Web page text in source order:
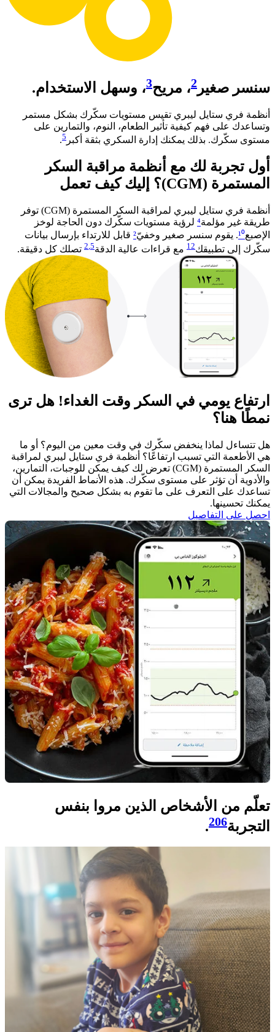
سنسر صغير 2، مريح3، وسهل الاستخدام.
أنظمة فري ستايل ليبري تقيس مستويات سكّرك بشكل مستمر
وتساعدك على فهم كيفية تأثير الطعام، النوم، والتمارين على
مستوى سكّرك. بذلك يمكنك إدارة السكري بثقة أكبر 5
. ​
أول تجربة لك مع أنظمة مراقبة السكر
المستمرة (CGM)؟ إليك كيف تعمل​
أنظمة فري ستايل ليبري لمراقبة السكر المستمرة (CGM) توفر
طريقة غير مؤلمة⁴ لرؤية مستويات سكّرك دون الحاجة لوخز
الإصبع¹⁰. يقوم سنسر صغير وخفيّ² قابل للارتداء بإرسال بيانات
سكّرك إلى تطبيقك12 مع قراءات عالية الدقة 2,5 تصلك كل دقيقة.​
ارتفاع يومي في السكر وقت الغداء! هل ترى
نمطًا هنا؟
هل تتساءل لماذا ينخفض سكّرك في وقت معين من اليوم؟ أو ما
هي الأطعمة التي تسبب ارتفاعًا؟ أنظمة فري ستايل ليبري لمراقبة
السكر المستمرة (CGM) تعرض لك كيف يمكن للوجبات، التمارين،
والأدوية أن تؤثر على مستوى سكّرك. هذه الأنماط الفريدة يمكن أن
تساعدك على التعرف على ما تقوم به بشكل صحيح والمجالات التي
يمكنك تحسينها. ​
احصل على التفاصيل
تعلّم من الأشخاص الذين مروا بنفس
التجربة206
.